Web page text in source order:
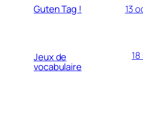
Guten Tag ! 13
Jeux de
vocabulaire